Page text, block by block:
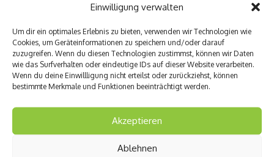
Einwilligung verwalten
Um dir ein optimales Erlebnis zu bieten, verwenden wir Technologien wie
Cookies, um Geräteinformationen zu speichern und/oder darauf
zuzugreifen. Wenn du diesen Technologien zustimmst, können wir Daten
wie das Surfverhalten oder eindeutige IDs auf dieser Website verarbeiten.
Wenn du deine Einwillligung nicht erteilst oder zurückziehst, können
bestimmte Merkmale und Funktionen beeinträchtigt werden.
Akzeptieren
Ablehnen
erst die höchsten Temperaturen und Ozon-Werte
gemessen. In dieser Zeit lieber nicht trainieren.
– Vor dem Sport ausreichend trinken. Ist das Urin
hellgelb oder weiß, ist man so gut hydriert, dass man
rund eine Stunde ohne Getränk auskommt; wer länger
Sport treibt, sollte unbedingt ein Getränk mitnehmen
– Leichte Sportbekleidung tragen, am besten